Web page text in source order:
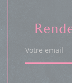
Votre email